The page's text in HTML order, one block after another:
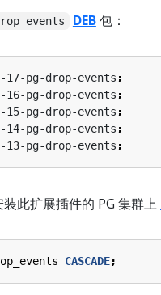
DEB包：
pg-drop-events;
pg-drop-events;
pg-drop-events;
pg-drop-events;
pg-drop-events;
此扩展插件的 PG 集群上
CASCADE;